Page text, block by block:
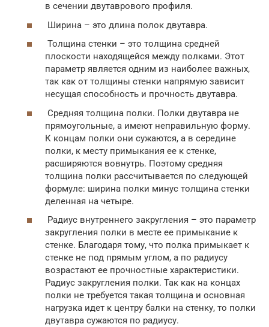
в сечении двутаврового профиля.
Ширина – это длина полок двутавра.
Толщина стенки – это толщина средней
плоскости находящейся между полками. Этот
параметр является одним из наиболее важных,
так как от толщины стенки напрямую зависит
несущая способность и прочность двутавра.
Средняя толщина полки. Полки двутавра не
прямоугольные, а имеют неправильную форму.
К концам полки они сужаются, а в середине
полки, к месту примыкания ее к стенке,
расширяются вовнутрь. Поэтому средняя
толщина полки рассчитывается по следующей
формуле: ширина полки минус толщина стенки
деленная на четыре.
Радиус внутреннего закругления – это параметр
закругления полки в месте ее примыкание к
стенке. Благодаря тому, что полка примыкает к
стенке не под прямым углом, а по радиусу
возрастают ее прочностные характеристики.
Радиус закругления полки. Так как на концах
полки не требуется такая толщина и основная
нагрузка идет к центру балки на стенку, то полки
двутавра сужаются по радиусу.